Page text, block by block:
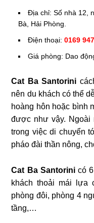
Địa chỉ: Số nhà 12,
Bà, Hải Phòng.
Điện thoại:0169
Giá phòng: Dao
Cat Ba Santorini
nên du khách có thể
hoàng hôn hoặc bình
được như vậy. Ngoài
trong việc di chuyển
pháo đài thần nông,
Cat Ba Santorinicó
khách thoải mái lựa
phòng đôi, phòng 4
tầng,…